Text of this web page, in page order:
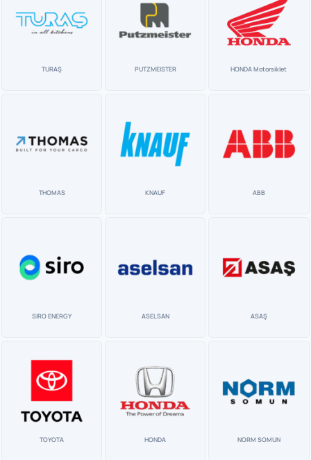
TURAŞ PUTZMEISTER HONDA Motorsiklet
THOMAS KNAUF ABB
SIRO ENERGY ASELSAN ASAŞ
TOYOTA HONDA NORM SOMUN